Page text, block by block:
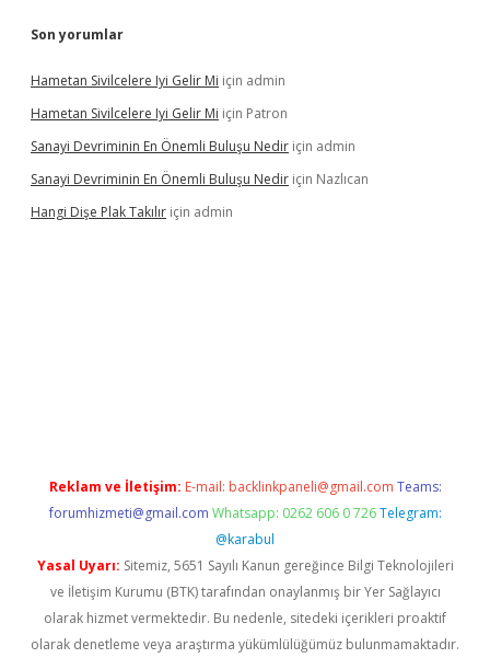
Son yorumlar
Hametan Sivilcelere Iyi Gelir Mi için admin
Hametan Sivilcelere Iyi Gelir Mi için Patron
Sanayi Devriminin En Önemli Buluşu Nedir için admin
Sanayi Devriminin En Önemli Buluşu Nedir için Nazlıcan
Hangi Dişe Plak Takılır için admin
Reklam ve İletişim: E-mail: backlinkpaneli@gmail.com Teams:
forumhizmeti@gmail.com Whatsapp: 0262 606 0 726 Telegram:
@karabul
Yasal Uyarı: Sitemiz, 5651 Sayılı Kanun gereğince Bilgi Teknolojileri
ve İletişim Kurumu (BTK) tarafından onaylanmış bir Yer Sağlayıcı
olarak hizmet vermektedir. Bu nedenle, sitedeki içerikleri proaktif
olarak denetleme veya araştırma yükümlülüğümüz bulunmamaktadır.